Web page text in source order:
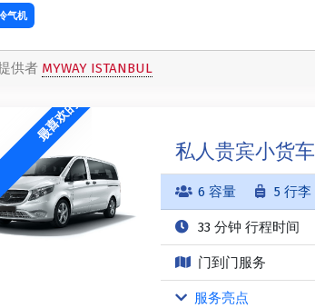
气机
供者 MYWAY ISTANBUL
最喜欢的
私人贵宾小货车
6 容量 5 行李
33 分钟 行程时间
门到门服务
服务亮点